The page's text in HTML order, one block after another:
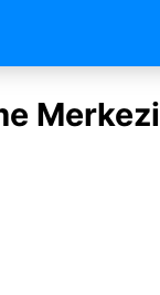
Merkezi